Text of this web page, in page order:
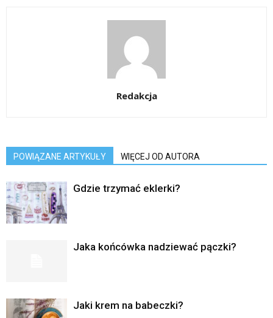
Redakcja
POWIĄZANE ARTYKUŁY WIĘCEJ OD AUTORA
Gdzie trzymać eklerki?
Jaka końcówka nadziewać pączki?
Jaki krem na babeczki?